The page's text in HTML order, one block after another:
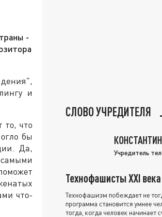
-
и
что
бы
Да,
что-
СЛОВО УЧРЕДИТЕЛЯ
Учредитель
Технофашисты XXI века
Технофашизм побеждает не
программа становится умнее
тогда, когда человек начинает